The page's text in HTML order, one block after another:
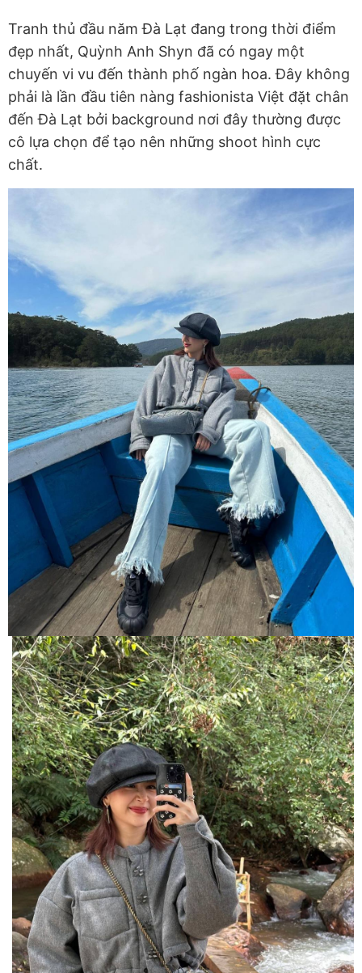
Tranh thủ đầu năm Đà Lạt đang trong thời điểm
đẹp nhất, Quỳnh Anh Shyn đã có ngay một
chuyến vi vu đến thành phố ngàn hoa. Đây không
phải là lần đầu tiên nàng fashionista Việt đặt chân
đến Đà Lạt bởi background nơi đây thường được
cô lựa chọn để tạo nên những shoot hình cực
chất.